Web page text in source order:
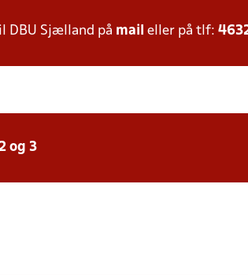
DBU Sjælland på mail eller på tlf:
og 3